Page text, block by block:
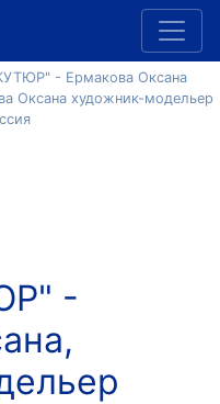
- Ермакова Оксана
Оксана художник-модельер
-